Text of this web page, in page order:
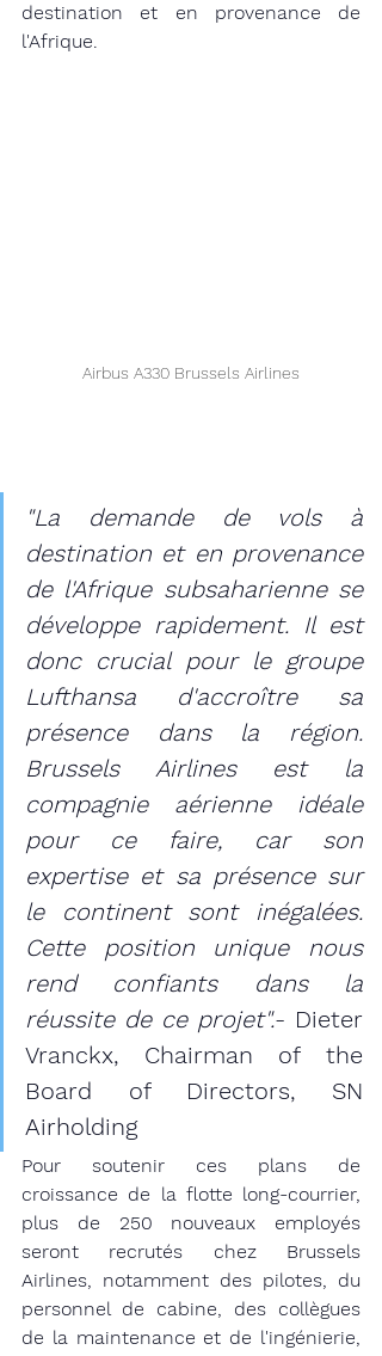
destination et en provenance de
l'Afrique.
Airbus A330 Brussels Airlines
"La demande de vols à
destination et en provenance
de l'Afrique subsaharienne se
développe rapidement. Il est
donc crucial pour le groupe
Lufthansa d'accroître sa
présence dans la région.
Brussels Airlines est la
compagnie aérienne idéale
pour ce faire, car son
expertise et sa présence sur
le continent sont inégalées.
Cette position unique nous
rend confiants dans la
réussite de ce projet".​- Dieter
Vranckx, Chairman of the
Board of Directors, SN
Airholding
Pour soutenir ces plans de
croissance de la flotte long-courrier,
plus de 250 nouveaux employés
seront recrutés chez Brussels
Airlines, notamment des pilotes, du
personnel de cabine, des collègues
de la maintenance et de l'ingénierie,